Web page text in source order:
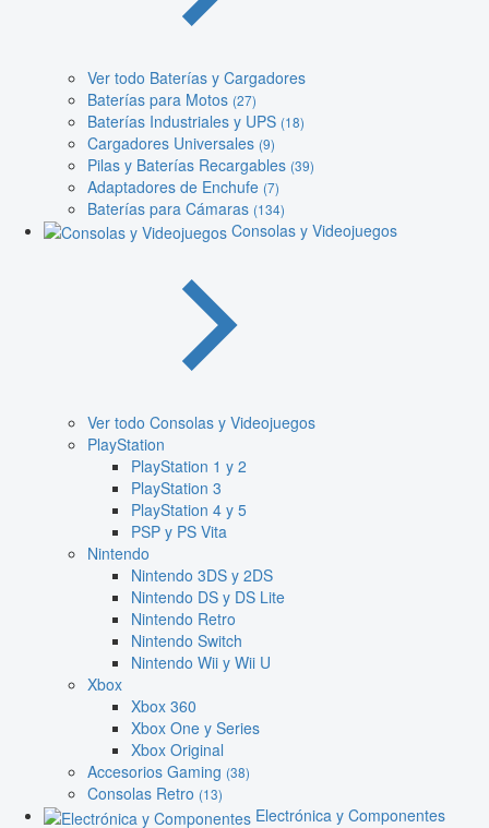
Ver todo Baterías y Cargadores
Baterías para Motos (27)
Baterías Industriales y UPS (18)
Cargadores Universales (9)
Pilas y Baterías Recargables (39)
Adaptadores de Enchufe (7)
Baterías para Cámaras (134)
Consolas y Videojuegos
Ver todo Consolas y Videojuegos
PlayStation
PlayStation 1 y 2
PlayStation 3
PlayStation 4 y 5
PSP y PS Vita
Nintendo
Nintendo 3DS y 2DS
Nintendo DS y DS Lite
Nintendo Retro
Nintendo Switch
Nintendo Wii y Wii U
Xbox
Xbox 360
Xbox One y Series
Xbox Original
Accesorios Gaming (38)
Consolas Retro (13)
Electrónica y Componentes